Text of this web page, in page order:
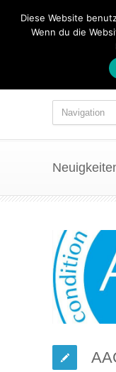
Diese Website
Wenn du die